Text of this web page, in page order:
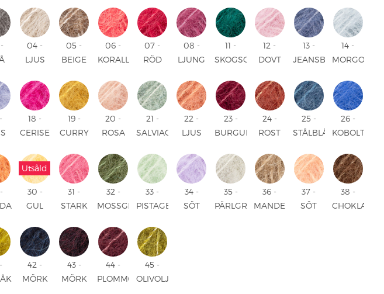
04 -
LJUS
UNI
05 -
BEIGE
06 -
KORALL
07 -
RÖD
08 -
LJUNG
11 -
SKOGSGRÖN
12 -
DOVT
UNI
13 -
JEANSBLÅ
14 -
18 -
CERISE
19 -
CURRY
20 -
ROSA
UNI
21 -
SALVIAGRÖN
22 -
LJUS
UNI
23 -
BURGUNDER
24 -
ROST
25 -
STÅLBLÅ
26 -
KOBOLTBLÅ
Utsåld
30 -
GUL
31 -
STARK
UNI
32 -
MOSSGRÖN
33 -
PISTAGEGLASS
34 -
SÖT
35 -
PÄRLGRÅ
36 -
MANDEL
37 -
SÖT
38 -
CHOKLAD
42 -
MÖRK
43 -
MÖRK
44 -
PLOMMONVIN
45 -
OLIVOLJA